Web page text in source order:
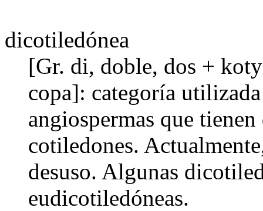
dicotiledónea
[Gr. di, doble, dos +
copa]: categoría
angiospermas que
cotiledones.
desuso. Algunas
eudicotiledóneas.